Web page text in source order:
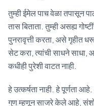
तुम्ही ईमेल पाच वेळा तपासून
तास बिताता. तुम्ही असह्य
पुनरावृत्ती करता, असे गृहीत
सेट करा, त्यांची साधने साधा,
कधीही पुरेशी वाटत नाही.
हे उत्कर्षता नाही. हे पूर्णता
गुण म्हणून साजरे केले आहे,